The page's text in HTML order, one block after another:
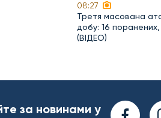
08:27
Третя масована
добу: 16
(ВІДЕО)
за новинами у